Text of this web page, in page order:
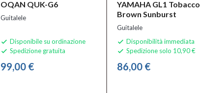
OQAN QUK-G6
Guitalele
 Disponibile su ordinazione
 Spedizione gratuita
99,00 €
YAMAHA GL1 Tobacco
Brown Sunburst
Guitalele
 Disponibilità immediata
 Spedizione solo 10,90 €
86,00 €